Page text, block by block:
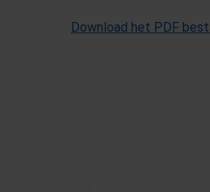
Download het PDF